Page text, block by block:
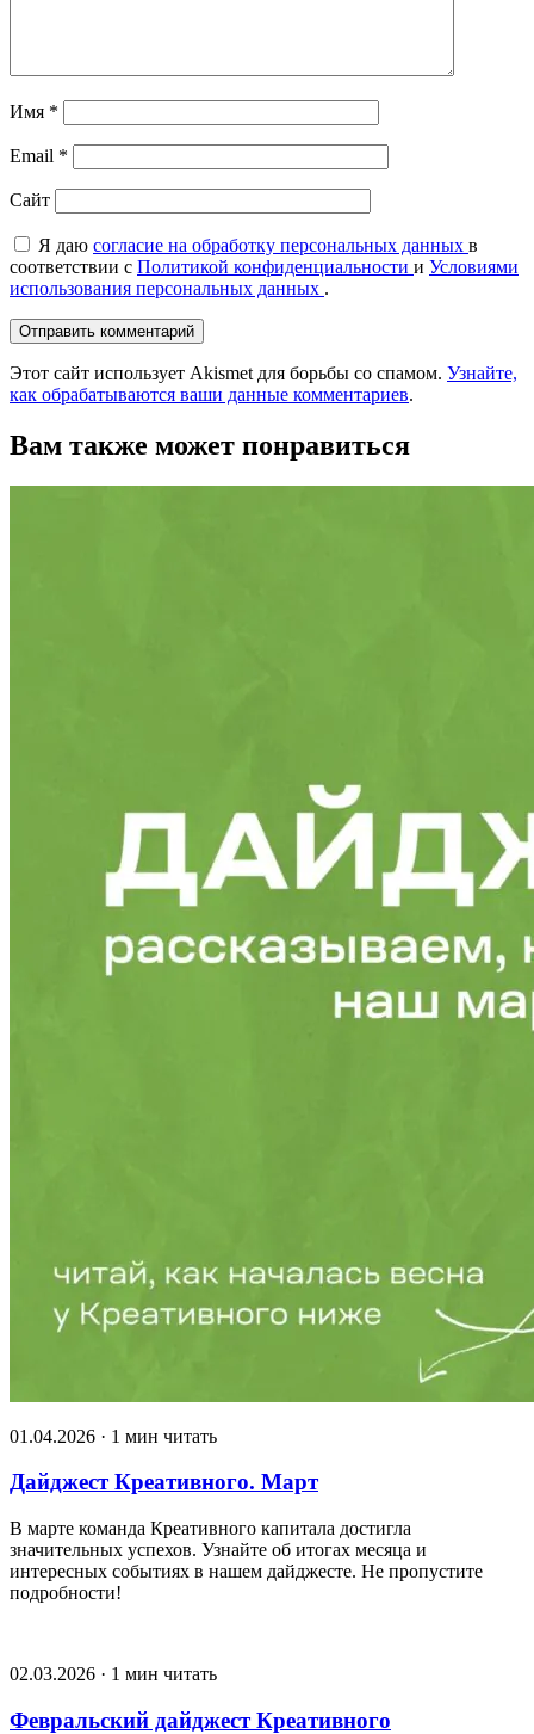
Имя *
Email *
Сайт
Я даю согласие на обработку персональных данных в
соответствии с Политикой конфиденциальности и Условиями
использования персональных данных .
Этот сайт использует Akismet для борьбы со спамом. Узнайте,
как обрабатываются ваши данные комментариев.
Вам также может понравиться
01.04.2026 · 1 мин читать
Дайджест Креативного. Март
В марте команда Креативного капитала достигла
значительных успехов. Узнайте об итогах месяца и
интересных событиях в нашем дайджесте. Не пропустите
подробности!
02.03.2026 · 1 мин читать
Февральский дайджест Креативного